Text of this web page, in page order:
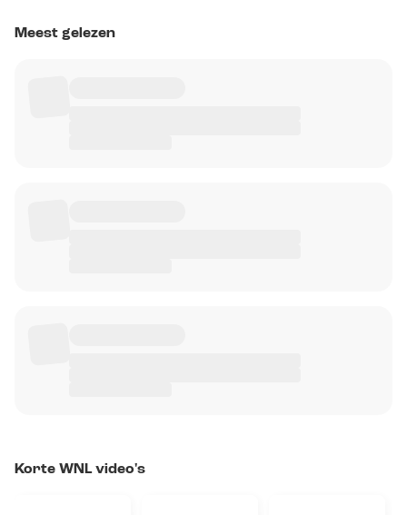
Meest gelezen
Korte WNL video's